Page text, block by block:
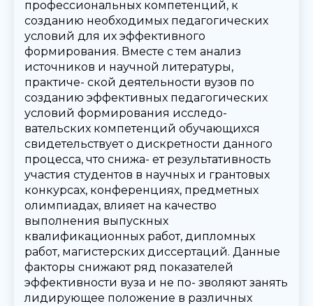
профессиональных компетенций, к
созданию необходимых педагогических
условий для их эффективного
формирования. Вместе с тем анализ
источников и научной литературы,
практиче- ской деятельности вузов по
созданию эффективных педагогических
условий формирования исследо-
вательских компетенций обучающихся
свидетельствует о дискретности данного
процесса, что снижа- ет результативность
участия студентов в научных и грантовых
конкурсах, конференциях, предметных
олимпиадах, влияет на качество
выполнения выпускных
квалификационных работ, дипломных
работ, магистерских диссертаций. Данные
факторы снижают ряд показателей
эффективности вуза и не по- зволяют занять
лидирующее положение в различных